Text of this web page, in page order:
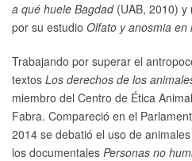
a qué huele Bagdad(UAB, 2010) y
por su estudio Olfato y anosmia
Trabajando por superar el
textos Los derechos de los
miembro del Centro de Ética
Fabra. Compareció en el
2014 se debatió el uso de
los documentales Personas no